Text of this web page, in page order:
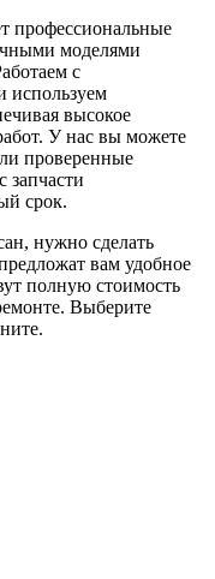
профессиональные
моделями
с
используем
высокое
У нас вы можете
проверенные
запчасти
срок.
нужно сделать
вам удобное
полную стоимость
Выберите